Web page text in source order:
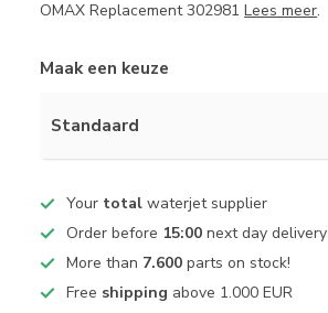
OMAX Replacement 302981Lees meer.
Maak een keuze
Standaard
Your total waterjet supplier
Order before 15:00 next day delivery
More than 7.600 parts on stock!
Free shipping above 1.000 EUR